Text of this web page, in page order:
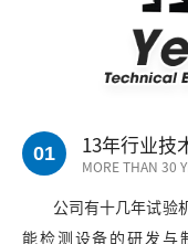
01 13年行业技
MORE THAN 30
公司有十几年试验
能检测设备的研发与